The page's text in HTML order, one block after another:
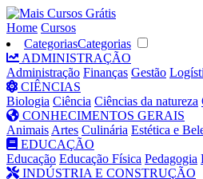
Home Cursos
CategoriasCategorias
ADMINISTRAÇÃO
Administração Finanças Gestão
CIÊNCIAS
Biologia Ciência Ciências da natureza
CONHECIMENTOS GERAIS
Animais Artes Culinária Estética e
EDUCAÇÃO
Educação Educação Física Pedagogia
INDÚSTRIA E CONSTRUÇÃO